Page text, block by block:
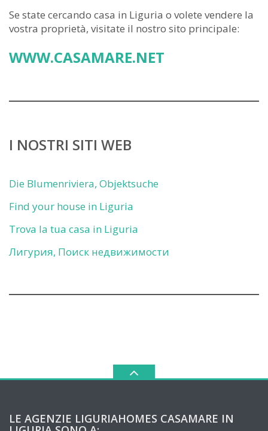
Se state cercando casa in Liguria o volete vendere la
vostra proprietà, visitate il nostro sito principale:
WWW.CASAMARE.NET
I NOSTRI SITI WEB
Die Blumenriviera, Objektsuche
Find your house in Liguria
Trova la tua casa in Liguria
Лигурия, Поиск недвижимости
LE AGENZIE LIGURIAHOMES CASAMARE IN